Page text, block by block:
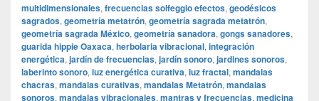
multidimensionales, frecuencias solfeggio efectos, geodésicos
sagrados, geometría metatrón, geometría sagrada metatrón,
geometría sagrada México, geometría sanadora, gongs sanadores,
guarida hippie Oaxaca, herbolaria vibracional, integración
energética, jardín de frecuencias, jardín sonoro, jardines sonoros,
laberinto sonoro, luz energética curativa, luz fractal, mandalas
chacras, mandalas curativas, mandalas Metatrón, mandalas
sonoros, mandalas vibracionales, mantras y frecuencias, medicina